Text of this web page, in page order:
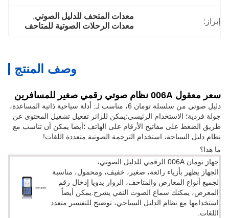
إبراز:
معدات المتحف للدليل الصوتي,
معدات الرحلات الصوتية للمتاحف
وصف المنتج
سعر معقول 006A نظام صوتي رقمي صغير للمسافرين
دليل صوتي من سلسلة تومان 6، مناسب لـ: أدلة سياحية ذاتية المساعدة،
جولة فردية؛ الاستخدام الرئيسي:يمكن للزائر تفعيل تشغيل المحتوى عن
طريق الضغط على مفاتيح الأرقام على الهاتف ؛أيضا يمكن أن تناسب مع
نظام دليل السياحة، استخدام الترجمة الصوتية متعددة اللغات!
ما هذا؟
جهاز تومان 006A الرقمي للدليل الصوتي،
الجهاز يظهر بأزياء رائعة، صغير، خفيف، ومحمول، مناسبة
لجميع أنواع المعارض والمتاحف، الزوار يدويا إدخال رقم
المعرض، يمكنك سماع الصوت النقي يشرح.يمكن أيضاً
استخدامها مع نظام الدليل السياحي، توضيح للتفسير متعدد
اللغات.